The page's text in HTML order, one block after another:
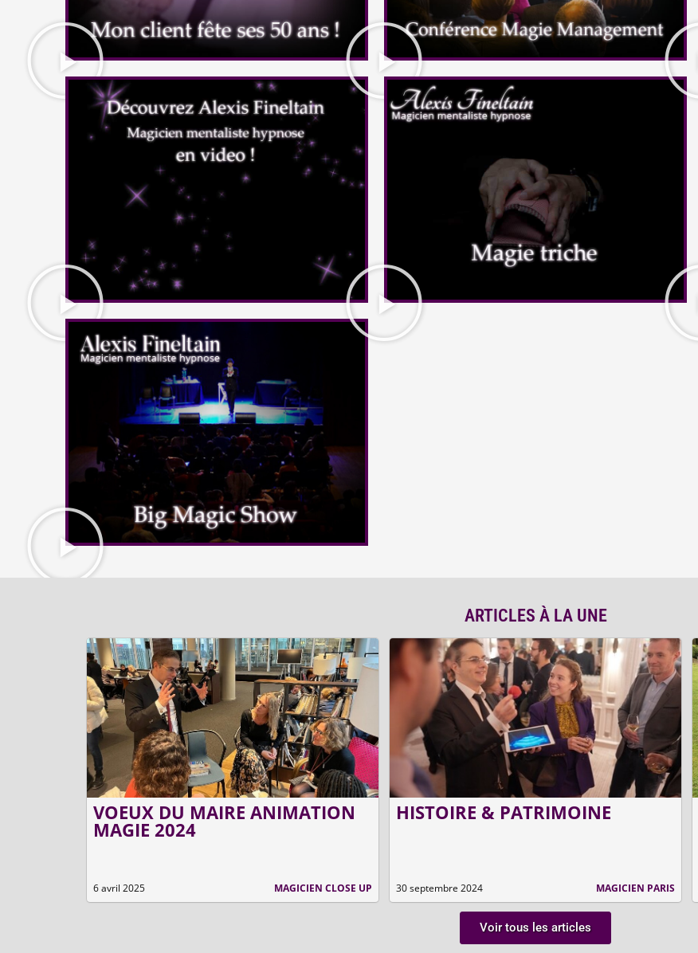
ARTICLES À LA UNE
VOEUX DU MAIRE ANIMATION
MAGIE 2024
6 avril 2025 MAGICIEN CLOSE UP
HISTOIRE & PATRIMOINE
30 septembre 2024 MAGICIEN PARIS
Voir tous les articles